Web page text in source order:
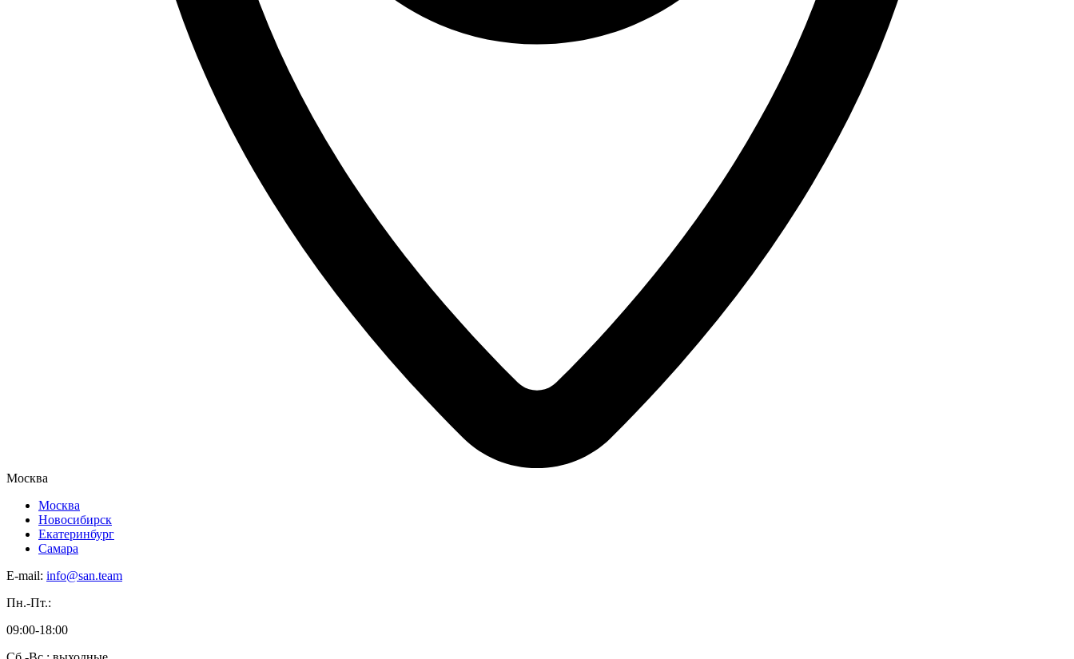
Москва
Москва
Новосибирск
Екатеринбург
Самара
E-mail: info@san.team
Пн.-Пт.:
09:00-18:00